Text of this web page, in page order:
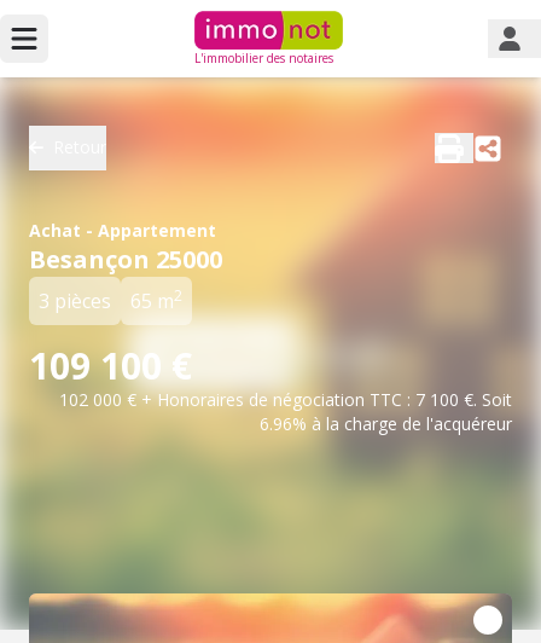
L'immobilier des notaires
Achat - Appartement
Besançon 25000
3 pièces 65 m2
109 100 €
102 000 € + Honoraires de négociation TTC : 7 100 €. Soit
6.96% à la charge de l'acquéreur